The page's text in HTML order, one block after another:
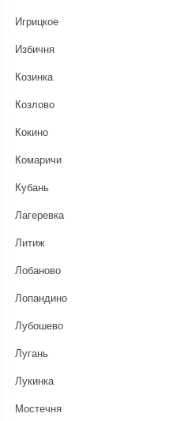
Игрицкое
Избичня
Козинка
Козлово
Кокино
Комаричи
Кубань
Лагеревка
Литиж
Лобаново
Лопандино
Лубошево
Лугань
Лукинка
Мостечня